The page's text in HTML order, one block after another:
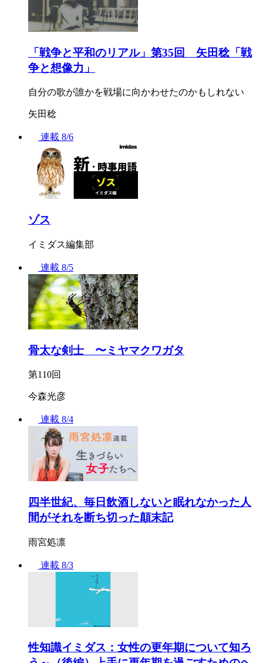
「戦争と平和のリアル」第35回 矢田稔「戦
争と想像力」
自分の歌が誰かを戦場に向かわせたのかもしれない
矢田稔
連載 8/6
ゾス
イミダス編集部
連載 8/5
骨太な剣士 〜ミヤマクワガタ
第110回
今森光彦
連載 8/4
四半世紀、毎日飲酒しないと眠れなかった人
間がそれを断ち切った顛末記
雨宮処凛
連載 8/3
性知識イミダス：女性の更年期について知ろ